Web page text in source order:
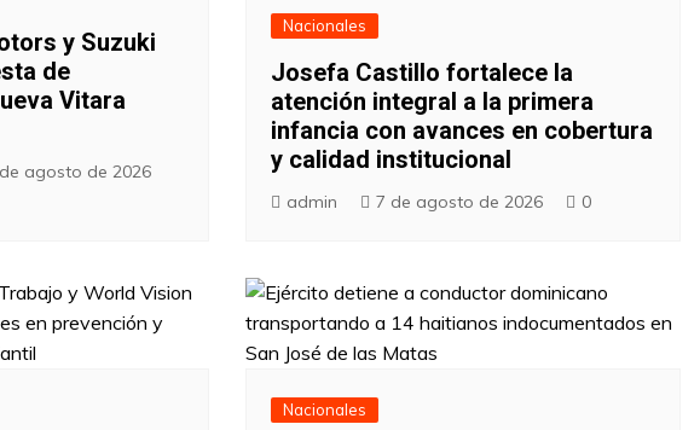
y Suzuki
de
Vitara
agosto de 2026
Nacionales
Josefa Castillo fortalece la
atención integral a la primera
infancia con avances en cobertura
y calidad institucional
admin 7 de agosto de 2026 0
Nacionales